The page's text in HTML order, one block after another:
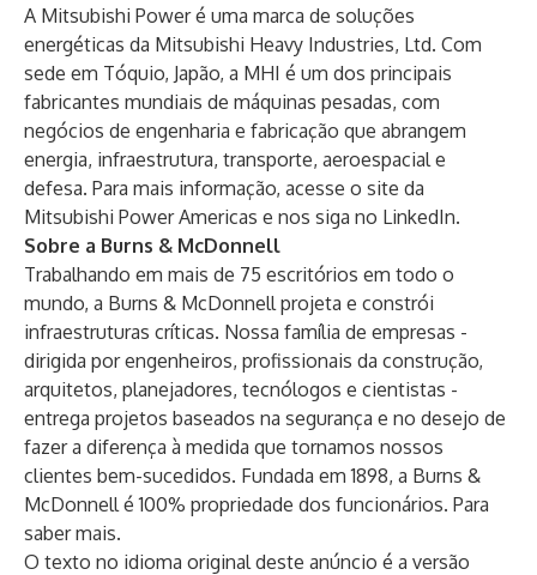
A Mitsubishi Power é uma marca de soluções
energéticas da Mitsubishi Heavy Industries, Ltd. Com
sede em Tóquio, Japão, a MHI é um dos principais
fabricantes mundiais de máquinas pesadas, com
negócios de engenharia e fabricação que abrangem
energia, infraestrutura, transporte, aeroespacial e
defesa. Para mais informação, acesse o site da
Mitsubishi Power Americas e nos siga no LinkedIn.
Sobre a Burns & McDonnell
Trabalhando em mais de 75 escritórios em todo o
mundo, a Burns & McDonnell projeta e constrói
infraestruturas críticas. Nossa família de empresas -
dirigida por engenheiros, profissionais da construção,
arquitetos, planejadores, tecnólogos e cientistas -
entrega projetos baseados na segurança e no desejo de
fazer a diferença à medida que tornamos nossos
clientes bem-sucedidos. Fundada em 1898, a Burns &
McDonnell é 100% propriedade dos funcionários. Para
saber mais.
O texto no idioma original deste anúncio é a versão